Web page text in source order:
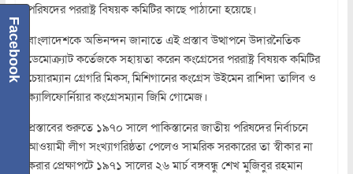
পরিষদের পররাষ্ট্র বিষয়ক কমিটির কাছে পাঠানো হয়েছে।
বাংলাদেশকে অভিনন্দন জানাতে এই প্রস্তাব উত্থাপনে উদারনৈতিক
ডেমোক্র্যাট কর্তেজকে সহায়তা করেন কংগ্রেসের পররাষ্ট্র বিষয়ক কমিটির
চেয়ারম্যান গ্রেগরি মিকস, মিশিগানের কংগ্রেস উইমেন রাশিদা তালিব ও
ক্যালিফোর্নিয়ার কংগ্রেসম্যান জিমি গোমেজ।
প্রস্তাবের শুরুতে ১৯৭০ সালে পাকিস্তানের জাতীয় পরিষদের নির্বাচনে
আওয়ামী লীগ সংখ্যাগরিষ্ঠতা পেলেও সামরিক সরকারের তা স্বীকার না
করার প্রেক্ষাপটে ১৯৭১ সালের ২৬ মার্চ বঙ্গবন্ধু শেখ মুজিবুর রহমান
Facebook